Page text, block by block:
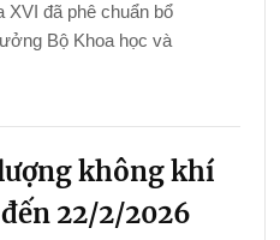
XVI đã phê chuẩn bổ
Bộ Khoa học và
không khí
22/2/2026